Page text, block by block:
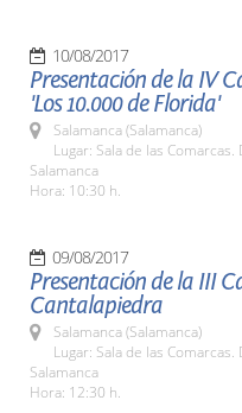
10/08/2017
Presentación de la IV
'Los 10.000 de Florida'
Salamanca (Salamanca)
Lugar: Sala de las
Salamanca
Hora: 10:30 h.
09/08/2017
Presentación de la III
Cantalapiedra
Salamanca (Salamanca)
Lugar: Sala de las
Salamanca
Hora: 12:30 h.